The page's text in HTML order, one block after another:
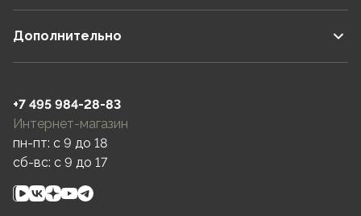
Дополнительно
+7 495 984-28-83
Интернет-магазин
пн-пт: c 9 до 18
сб-вс: c 9 до 17